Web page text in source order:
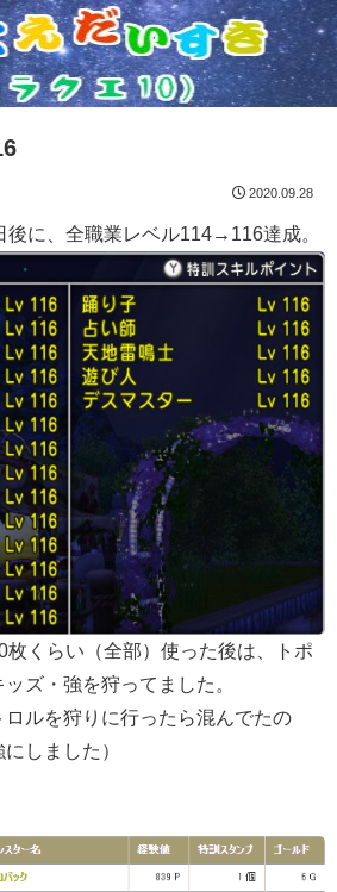
2020.09.28
後に、全職業レベル114→116達成。
枚くらい（全部）使った後は、トポ
ズ・強を狩ってました。
ロルを狩りに行ったら混んでたの
しました）